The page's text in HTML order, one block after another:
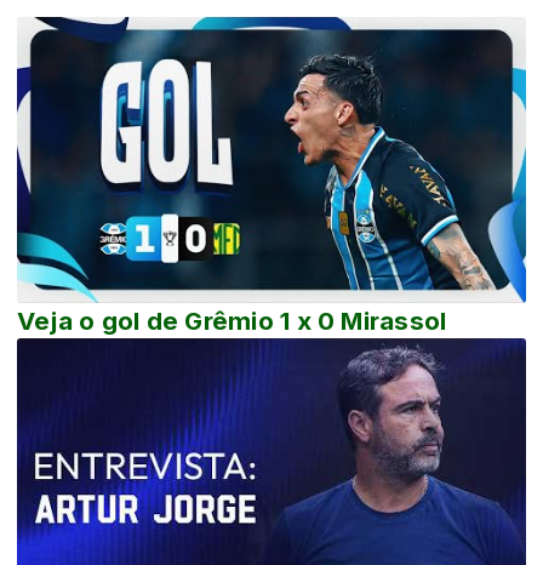
Veja o gol de Grêmio 1 x 0 Mirassol